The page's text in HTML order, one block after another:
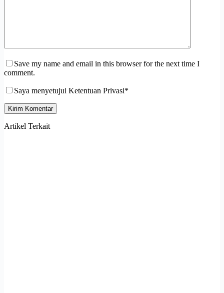
Save my name and email in this browser for the next time I
comment.
Saya menyetujui Ketentuan Privasi*
Kirim Komentar
Artikel Terkait